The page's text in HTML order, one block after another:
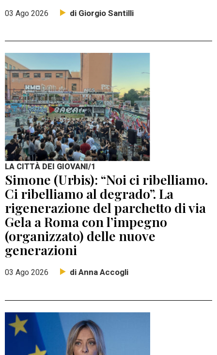
03 Ago 2026 di Giorgio Santilli
LA CITTÀ DEI GIOVANI/1
Simone (Urbis): “Noi ci ribelliamo.
Ci ribelliamo al degrado”. La
rigenerazione del parchetto di via
Gela a Roma con l’impegno
(organizzato) delle nuove
generazioni
03 Ago 2026 di Anna Accogli